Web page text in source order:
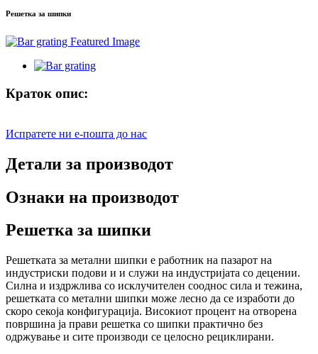
Решетка за шипки
Краток опис:
Испратете ни е-пошта до нас
Детали за производот
Ознаки на производот
Решетка за шипки
Решетката за метални шипки е работник на пазарот на
индустриски подови и и служи на индустријата со децении.
Силна и издржлива со исклучителен сооднос сила и тежина,
решетката со метални шипки може лесно да се изработи до
скоро секоја конфигурација. Високиот процент на отворена
површина ја прави решетка со шипки практично без
одржување и сите производи се целосно рециклирани.